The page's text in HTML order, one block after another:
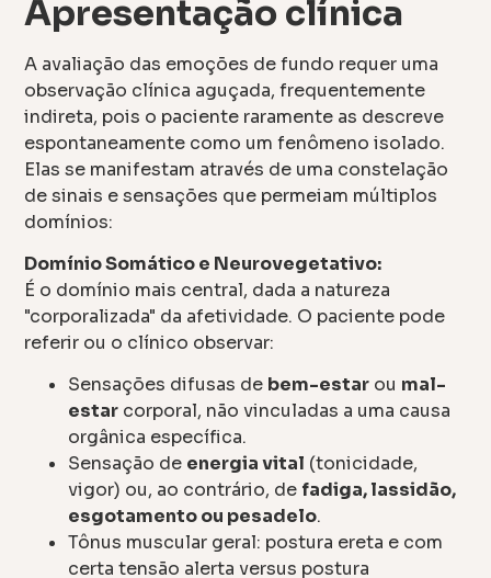
Apresentação clínica
A avaliação das emoções de fundo requer uma
observação clínica aguçada, frequentemente
indireta, pois o paciente raramente as descreve
espontaneamente como um fenômeno isolado.
Elas se manifestam através de uma constelação
de sinais e sensações que permeiam múltiplos
domínios:
Domínio Somático e Neurovegetativo:
É o domínio mais central, dada a natureza
"corporalizada" da afetividade. O paciente pode
referir ou o clínico observar:
Sensações difusas de bem-estar ou mal-
estar corporal, não vinculadas a uma causa
orgânica específica.
Sensação de energia vital (tonicidade,
vigor) ou, ao contrário, de fadiga, lassidão,
esgotamento ou pesadelo.
Tônus muscular geral: postura ereta e com
certa tensão alerta versus postura